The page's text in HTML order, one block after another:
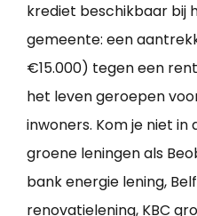
krediet beschikbaar bij
gemeente: een
€15.000) tegen een
het leven geroepen
inwoners. Kom je niet in
groene leningen als
bank energie lening,
renovatielening, KBC